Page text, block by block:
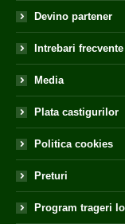
Devino partener
Intrebari frecvente
Media
Plata castigurilor
Politica cookies
Preturi
Program trageri